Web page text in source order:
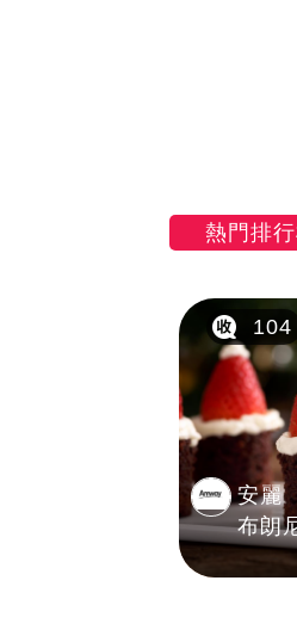
熱門排
安麗
布朗
104